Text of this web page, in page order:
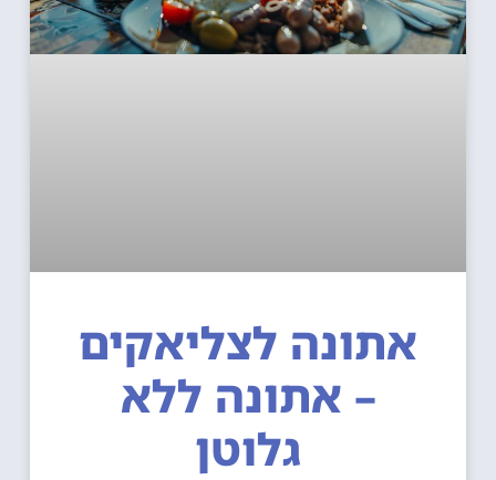
אתונה לצליאקים
– אתונה ללא
גלוטן